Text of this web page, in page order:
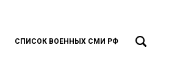
СПИСОК ВОЕННЫХ СМИ РФ